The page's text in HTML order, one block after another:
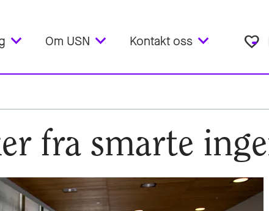
Om USN Kontakt oss favorite_border
fra smarte